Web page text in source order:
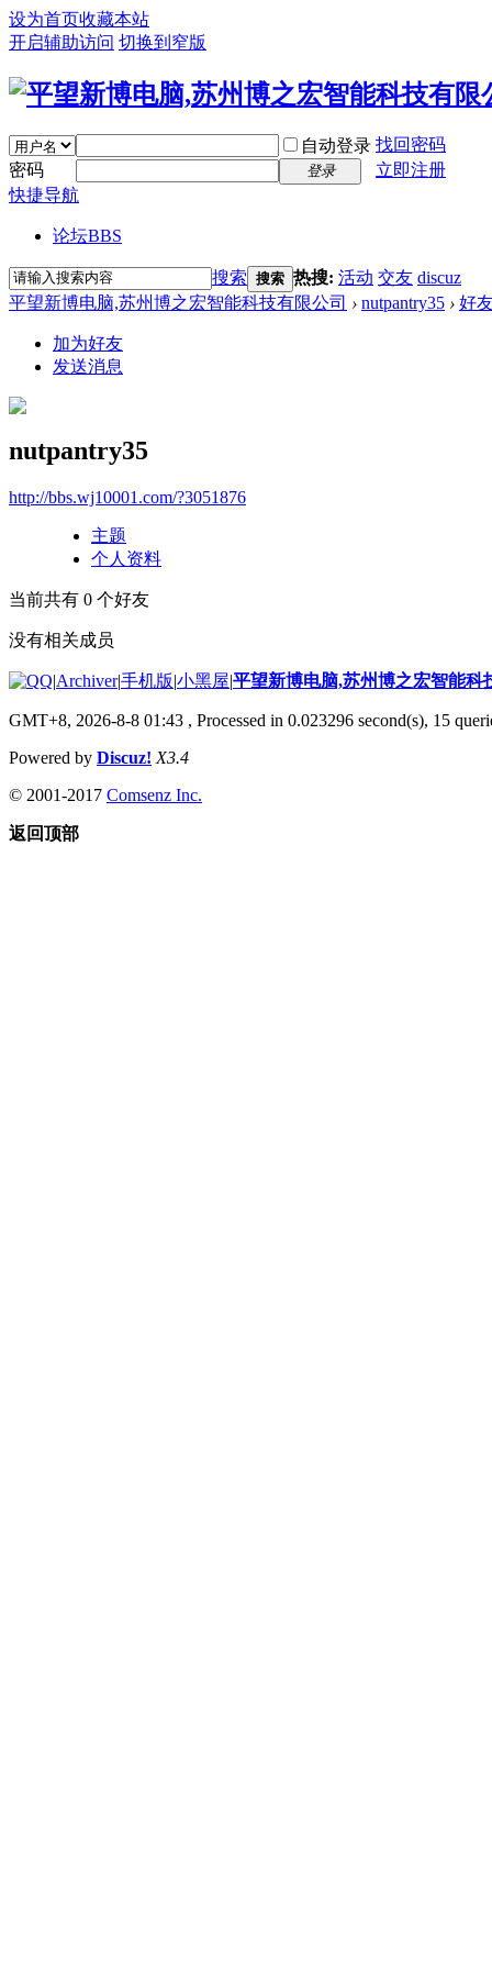
设为首页收藏本站
开启辅助访问 切换到窄版
自动登录 找回密码
密码
登录
立即注册
快捷导航
论坛BBS
搜索 搜索 热搜: 活动 交友 discuz
平望新博电脑,苏州博之宏智能科技有限公司 › nutpantry35 › 好
加为好友
发送消息
nutpantry35
http://bbs.wj10001.com/?3051876
主题
个人资料
当前共有 0 个好友
没有相关成员
|Archiver|手机版|小黑屋|平望新博电脑,苏州博之宏智能科
GMT+8, 2026-8-8 01:43 , Processed in 0.023296 second(s), 15
Powered by Discuz! X3.4
© 2001-2017 Comsenz Inc.
返回顶部